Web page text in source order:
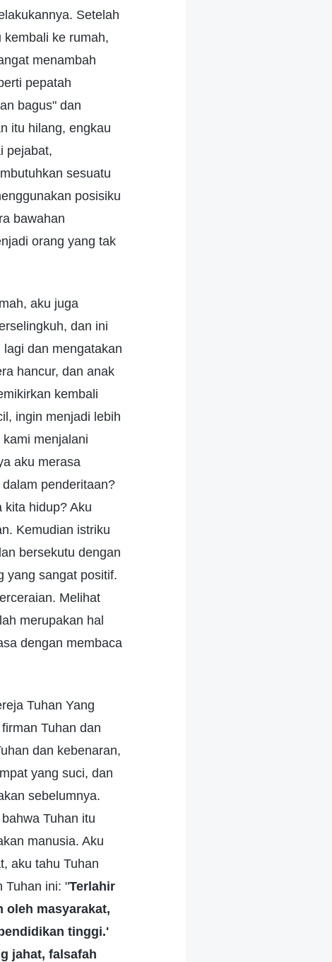
Setelah
ke rumah,
menambah
pepatah
bagus" dan
itu hilang, engkau
pejabat,
sesuatu
posisiku
bawahan
orang yang tak
aku juga
dan ini
dan mengatakan
hancur, dan anak
kembali
ingin menjadi lebih
menjalani
aku merasa
penderitaan?
kita hidup? Aku
Kemudian istriku
bersekutu dengan
yang sangat positif.
Melihat
merupakan hal
dengan membaca
Tuhan Yang
Tuhan dan
dan kebenaran,
yang suci, dan
sebelumnya.
Tuhan itu
manusia. Aku
aku tahu Tuhan
Tuhan ini: "Terlahir
oleh masyarakat,
tinggi.'
jahat, falsafah